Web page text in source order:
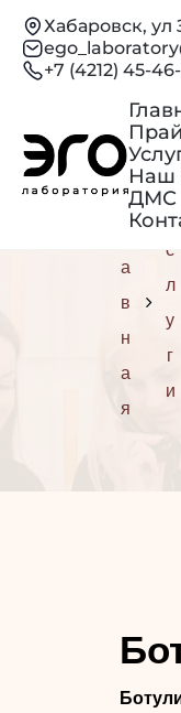
Хабаровск, ул
+7 (4212) 45-
Наш
ДМС
Г
л
а
в
н
а
я
У
с
л
у
г
и